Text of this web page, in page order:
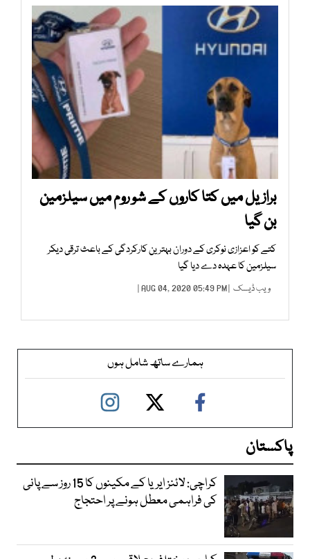
برازیل میں کتا کاروں کے شو روم میں سیلزمین
بن گیا
کتے کو اعزازی نوکری کے دوران بہترین کارکردگی کے باعث ترقی دیکر
سیلزمین کا عہدہ دے دیا گیا
ویب ڈیسک | AUG 04, 2020 05:49 PM |
ہمارے ساتھ شامل ہوں
پاکستان
کراچی: لائنز ایریا کے مکینوں کا 15 روز سے پانی
کی فراہمی معطل ہونے پر احتجاج